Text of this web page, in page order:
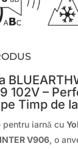
102V –
Timp de
pentru iarnă cu
V906, o